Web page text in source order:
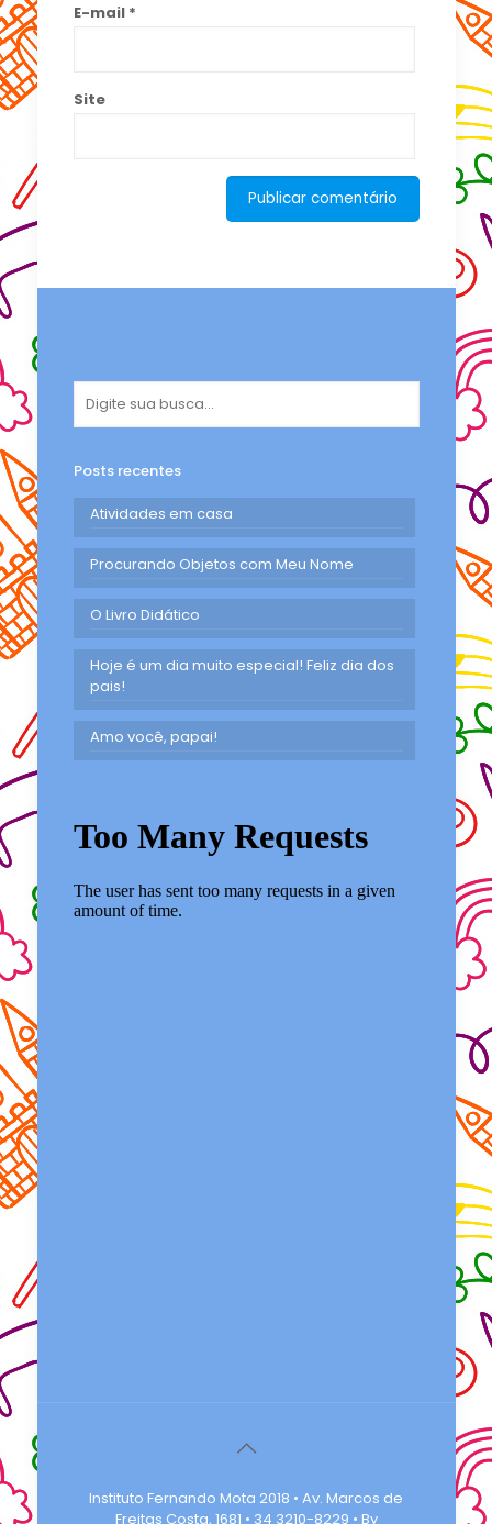
E-mail *
Site
Posts recentes
Atividades em casa
Procurando Objetos com Meu Nome
O Livro Didático
Hoje é um dia muito especial! Feliz dia dos
pais!
Amo você, papai!
Instituto Fernando Mota 2018 • Av. Marcos de
Freitas Costa, 1681 • 34 3210-8229 • By